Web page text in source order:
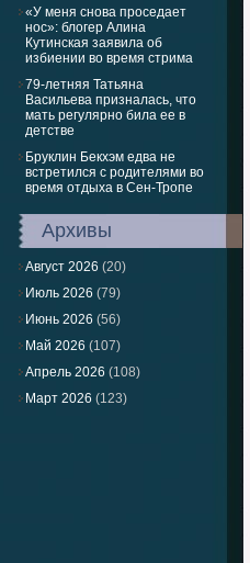
«У меня снова проседает
нос»: блогер Алина
Кутинская заявила об
избиении во время стрима
79-летняя Татьяна
Васильева призналась, что
мать регулярно била ее в
детстве
Бруклин Бекхэм едва не
встретился с родителями во
время отдыха в Сен-Тропе
Архивы
Август 2026 (20)
Июль 2026 (79)
Июнь 2026 (56)
Май 2026 (107)
Апрель 2026 (108)
Март 2026 (123)